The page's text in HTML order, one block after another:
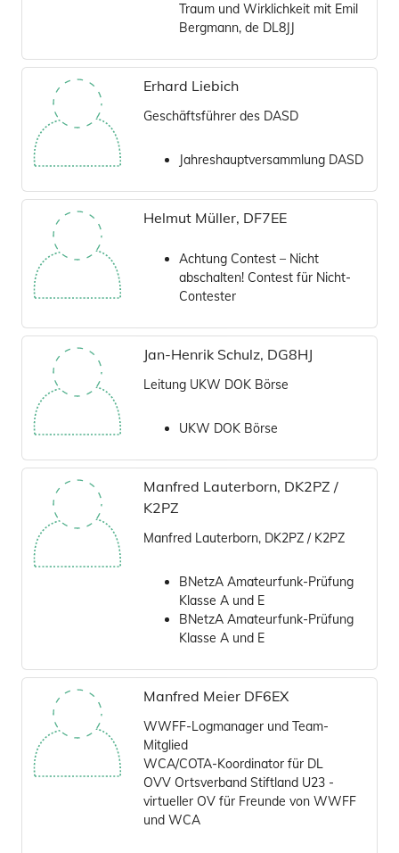
Traum und Wirklichkeit mit Emil
Bergmann, de DL8JJ
Erhard Liebich
Geschäftsführer des DASD
Jahreshauptversammlung DASD
Helmut Müller, DF7EE
Achtung Contest – Nicht
abschalten! Contest für Nicht-
Contester
Jan-Henrik Schulz, DG8HJ
Leitung UKW DOK Börse
UKW DOK Börse
Manfred Lauterborn, DK2PZ /
K2PZ
Manfred Lauterborn, DK2PZ / K2PZ
BNetzA Amateurfunk-Prüfung
Klasse A und E
BNetzA Amateurfunk-Prüfung
Klasse A und E
Manfred Meier DF6EX
WWFF-Logmanager und Team-
Mitglied
WCA/COTA-Koordinator für DL
OVV Ortsverband Stiftland U23 -
virtueller OV für Freunde von WWFF
und WCA